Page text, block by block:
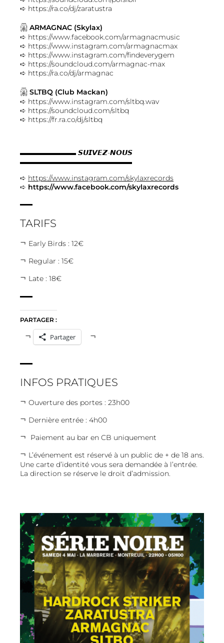
➪ https://ra.co/dj/zaratustra
𓋍 ARMAGNAC (Skylax)
➪ https://www.facebook.com/armagnacmusic
➪ https://www.instagram.com/armagnacmax
➪ https://www.instagram.com/findeverygem
➪ https://soundcloud.com/armagnac-max
➪ https://ra.co/dj/armagnac
𓋍 SLTBQ (Club Mackan)
➪ https://www.instagram.com/sltbq.wav
➪ https://soundcloud.com/sltbq
➪ https://fr.ra.co/dj/sltbq
▬▬▬▬▬▬▬▬ 𝙎𝙐𝙄𝙑𝙀𝙕-𝙉𝙊𝙐𝙎
▬▬▬▬▬▬▬▬▬▬▬▬▬▬▬▬
➪ https://www.instagram.com/skylaxrecords
➪ https://www.facebook.com/skylaxrecords
TARIFS
Early Birds : 12€
Regular : 15€
Late : 18€
PARTAGER :
Partager
INFOS PRATIQUES
Ouverture des portes : 23h00
Dernière entrée : 4h00
Paiement au bar en CB uniquement
L’événement est réservé à un public de + de 18 ans.
Une carte d’identité vous sera demandée à l’entrée.
La direction se réserve le droit d’admission.